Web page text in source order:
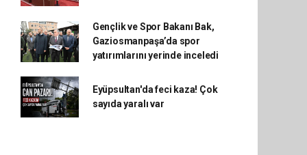
Gençlik ve Spor Bakanı Bak,
Gaziosmanpaşa’da spor
yatırımlarını yerinde inceledi
Eyüpsultan'da feci kaza! Çok
sayıda yaralı var